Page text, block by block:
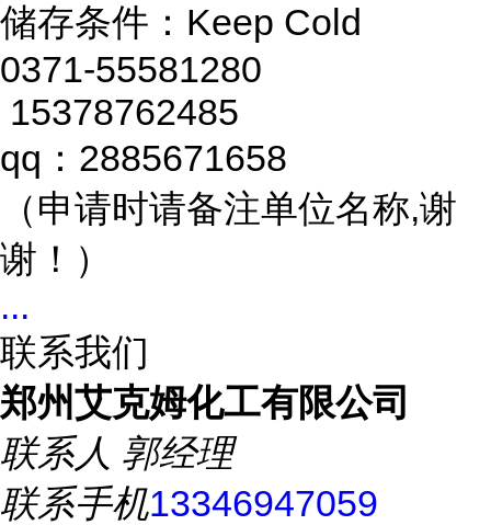
储存条件：Keep Cold
0371-55581280
15378762485
qq：2885671658
（申请时请备注单位名称,谢
谢！）
...
联系我们
郑州艾克姆化工有限公司
联系人 郭经理
联系手机13346947059